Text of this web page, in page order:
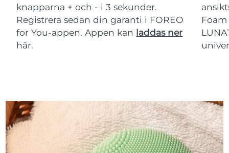
knapparna + och - i 3 sekunder.
Registrera sedan din garanti i FOREO
for You-appen. Appen kan laddas ner
här.
LUNA